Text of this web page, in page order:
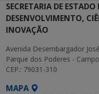
SECRETARIA DE
DESENVOLVIMENTO,
INOVAÇÃO
Avenida Desembargador
Parque dos Poderes -
CEP.: 79031-310
MAPA